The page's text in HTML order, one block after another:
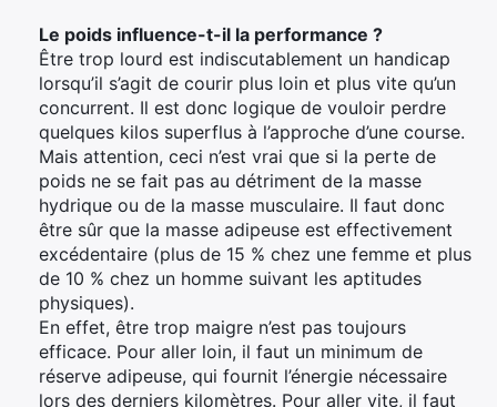
Le poids influence-t-il la performance ?
Être trop lourd est indiscutablement un handicap
lorsqu’il s’agit de courir plus loin et plus vite qu’un
concurrent. Il est donc logique de vouloir perdre
quelques kilos superflus à l’approche d’une course.
Mais attention, ceci n’est vrai que si la perte de
poids ne se fait pas au détriment de la masse
hydrique ou de la masse musculaire. Il faut donc
être sûr que la masse adipeuse est effectivement
excédentaire (plus de 15 % chez une femme et plus
de 10 % chez un homme suivant les aptitudes
physiques).
En effet, être trop maigre n’est pas toujours
efficace. Pour aller loin, il faut un minimum de
réserve adipeuse, qui fournit l’énergie nécessaire
lors des derniers kilomètres. Pour aller vite, il faut
×
Rechercher
: